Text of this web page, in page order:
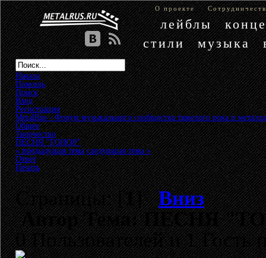
О проекте
лейблы
стили
музыка
Начало
Помощь
Поиск
Вход
Регистрация
MetalRus - Форум музыкального сообщества тяжелого рока и металла
Общее»
Творчество»
ПЕСНЯ "ТОПОР"
« предыдущая тема следующая тема »
Ответ
Печать
Страницы: [1]Вниз
АвторТема: ПЕСНЯ
0 Пользователей и 1 Гость